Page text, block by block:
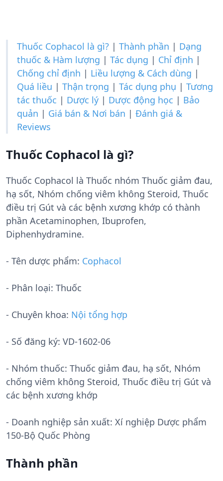
Thuốc Cophacol là gì? | Thành phần | Dạng
thuốc & Hàm lượng | Tác dụng | Chỉ định |
Chống chỉ định | Liều lượng & Cách dùng |
Quá liều | Thận trọng | Tác dụng phụ | Tương
tác thuốc | Dược lý | Dược động học | Bảo
quản | Giá bán & Nơi bán | Đánh giá &
Reviews
Thuốc Cophacol là gì?
Thuốc Cophacol là Thuốc nhóm Thuốc giảm đau,
hạ sốt, Nhóm chống viêm không Steroid, Thuốc
điều trị Gút và các bệnh xương khớp có thành
phần Acetaminophen, Ibuprofen,
Diphenhydramine.
- Tên dược phẩm: Cophacol
- Phân loại: Thuốc
- Chuyên khoa: Nội tổng hợp
- Số đăng ký: VD-1602-06
- Nhóm thuốc: Thuốc giảm đau, hạ sốt, Nhóm
chống viêm không Steroid, Thuốc điều trị Gút và
các bệnh xương khớp
- Doanh nghiệp sản xuất: Xí nghiệp Dược phẩm
150-Bộ Quốc Phòng
Thành phần